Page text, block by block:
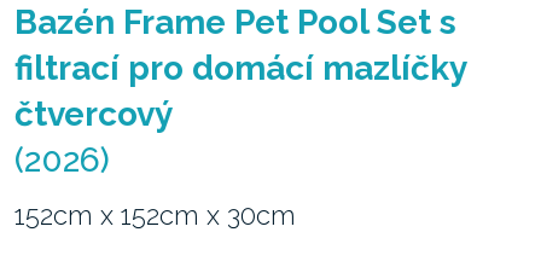
Bazén Frame Pet Pool Set s
filtrací pro domácí mazlíčky
čtvercový
(2026)
152cm x 152cm x 30cm